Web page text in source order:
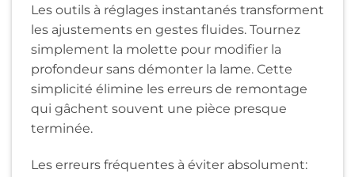
Les outils à réglages instantanés transforment
les ajustements en gestes fluides. Tournez
simplement la molette pour modifier la
profondeur sans démonter la lame. Cette
simplicité élimine les erreurs de remontage
qui gâchent souvent une pièce presque
terminée.
Les erreurs fréquentes à éviter absolument: